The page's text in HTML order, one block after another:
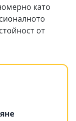
като
от